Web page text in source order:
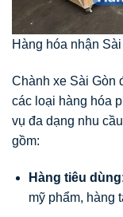
Hàng hóa nhận
Chành xe Sài Gòn
các loại hàng hóa
vụ đa dạng nhu
gồm:
Hàng tiêu dùng
mỹ phẩm, hàng